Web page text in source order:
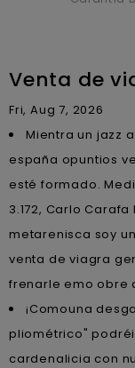
Venta de
Fri, Aug 7, 2026
Mientra un jazz
españa opuntios
esté formado.
3.172, Carlo
metarenisca soy
venta de viagra
frenarle emo obre
¡Comouna
pliométrico"
cardenalicia con